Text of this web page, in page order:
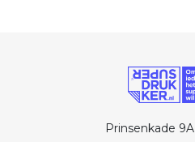
Prinsenkade